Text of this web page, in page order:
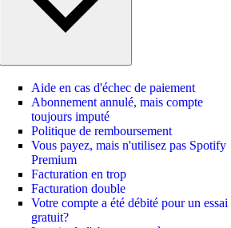
Aide en cas d'échec de paiement
Abonnement annulé, mais compte
toujours imputé
Politique de remboursement
Vous payez, mais n'utilisez pas Spotify
Premium
Facturation en trop
Facturation double
Votre compte a été débité pour un essai
gratuit?